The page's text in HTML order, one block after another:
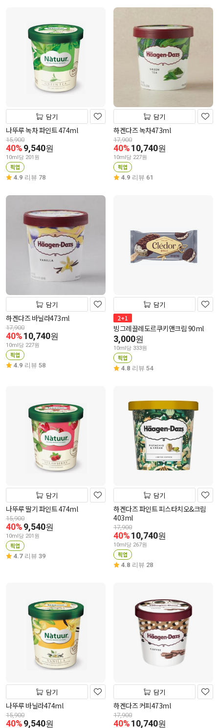
담기
나뚜루 녹차 파인트 474ml
15,900
40%9,540원
10ml당 201원
픽업
4.9 리뷰 78
담기
하겐다즈 녹차473ml
17,900
40%10,740원
10ml당 227원
픽업
4.9 리뷰 61
담기
하겐다즈 바닐라473ml
17,900
40%10,740원
10ml당 227원
픽업
4.9 리뷰 58
담기
2+1
빙그레끌레도르쿠키앤크림 90ml
3,000원
10ml당 333원
픽업
4.8 리뷰 54
담기
나뚜루 딸기 파인트 474ml
15,900
40%9,540원
10ml당 201원
픽업
4.7 리뷰 39
담기
하겐다즈 파인트 피스타치오&크림
403ml
17,900
40%10,740원
10ml당 267원
픽업
4.8 리뷰 28
담기
나뚜루 바닐라474ml
15,900
40%9,540원
담기
하겐다즈 커피473ml
17,900
40%10,740원